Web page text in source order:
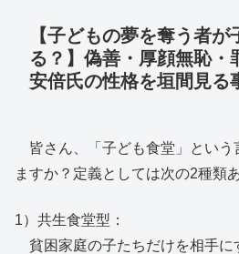
【子どもの夢を奪う者
る？】偽善・厚顔無恥・
安倍氏の性格を垣間見る
皆さん、「子ども食堂」という
ますか？定義としては次の2種類
1）共生食堂型：
貧困家庭の子たちだけを相手に